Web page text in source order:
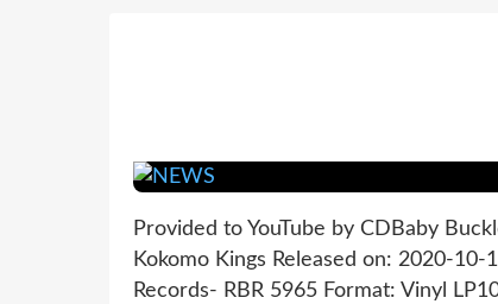
Provided to YouTube by CDBaby
Kokomo Kings Released on: 2020-
Records- RBR 5965 Format: Vinyl